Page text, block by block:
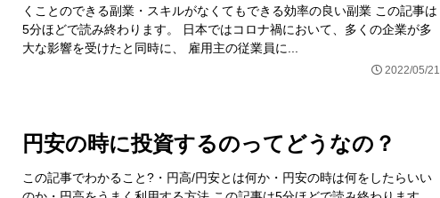
くことのできる副業・スキルがなくてもできる効率の良い副業 この記事は
5分ほどで読み終わります。 日本ではコロナ禍において、多くの企業が多
大な影響を受けたと同時に、 雇用主の従業員に...
2022/05/21
円安の時に投資するのってどうなの？
この記事でわかること?・円高/円安とは何か・円安の時は何をしたらいい